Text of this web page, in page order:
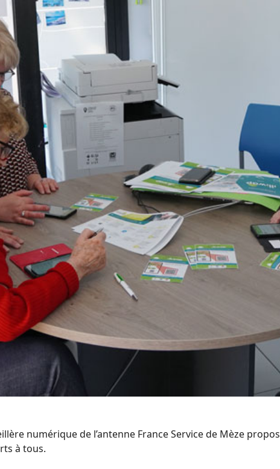
numérique de l’antenne France Service de Mèze
à tous.